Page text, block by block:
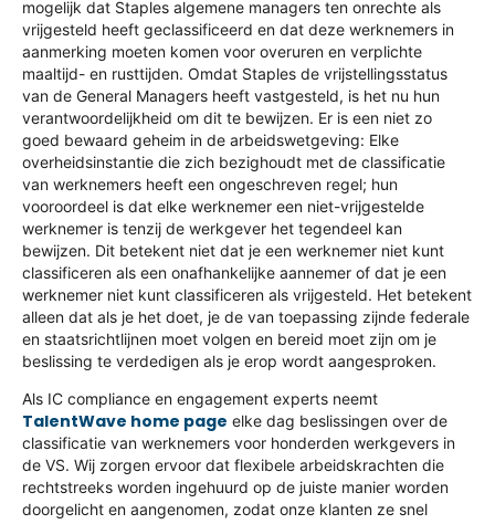
mogelijk dat Staples algemene managers ten onrechte als
vrijgesteld heeft geclassificeerd en dat deze werknemers in
aanmerking moeten komen voor overuren en verplichte
maaltijd- en rusttijden. Omdat Staples de vrijstellingsstatus
van de General Managers heeft vastgesteld, is het nu hun
verantwoordelijkheid om dit te bewijzen. Er is een niet zo
goed bewaard geheim in de arbeidswetgeving: Elke
overheidsinstantie die zich bezighoudt met de classificatie
van werknemers heeft een ongeschreven regel; hun
vooroordeel is dat elke werknemer een niet-vrijgestelde
werknemer is tenzij de werkgever het tegendeel kan
bewijzen. Dit betekent niet dat je een werknemer niet kunt
classificeren als een onafhankelijke aannemer of dat je een
werknemer niet kunt classificeren als vrijgesteld. Het betekent
alleen dat als je het doet, je de van toepassing zijnde federale
en staatsrichtlijnen moet volgen en bereid moet zijn om je
beslissing te verdedigen als je erop wordt aangesproken.
Als IC compliance en engagement experts neemt
TalentWave home page elke dag beslissingen over de
classificatie van werknemers voor honderden werkgevers in
de VS. Wij zorgen ervoor dat flexibele arbeidskrachten die
rechtstreeks worden ingehuurd op de juiste manier worden
doorgelicht en aangenomen, zodat onze klanten ze snel